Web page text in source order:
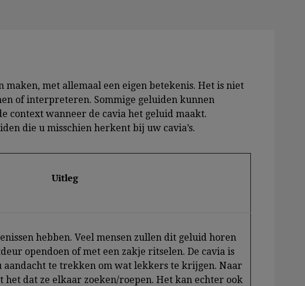
maken, met allemaal een eigen betekenis. Het is niet
of interpreteren. Sommige geluiden kunnen
context wanneer de cavia het geluid maakt.
die u misschien herkent bij uw cavia’s.
Uitleg
hebben. Veel mensen zullen dit geluid horen
opendoen of met een zakje ritselen. De cavia is
aandacht te trekken om wat lekkers te krijgen. Naar
het dat ze elkaar zoeken/roepen. Het kan echter ook